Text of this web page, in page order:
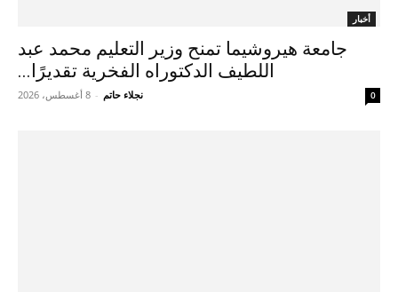
أخبار
جامعة هيروشيما تمنح وزير التعليم محمد عبد
اللطيف الدكتوراه الفخرية تقديرًا...
نجلاء حاتم - 8 أغسطس، 2026 0